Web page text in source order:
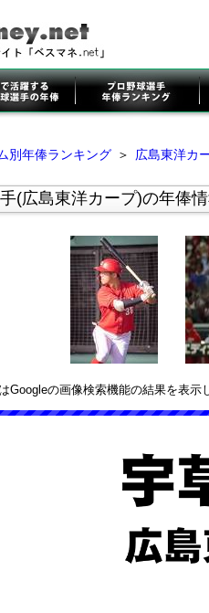
別年俸ランキング ＞ 広島東洋カ
(広島東洋カープ)の年俸
Googleの画像検索機能の結果を表示